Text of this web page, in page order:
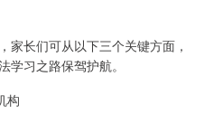
家长们可从以下三个关键方面，
学习之路保驾护航。
构